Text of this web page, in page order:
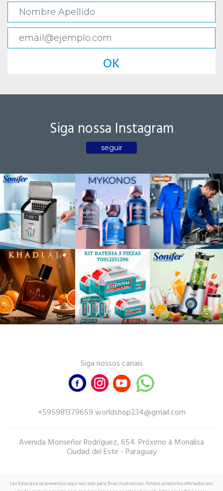
OK
Siga nossa Instagram
seguir
Siga nossos canais
+595981379659 worldshop234@gmail.com
Avenida Monseñor Rodríguez, 654. Próximo à Monalisa
Ciudad del Este - Paraguay
Las fotos que se presentan aquí son solo para fines ilustrativos. Ambos productos ofertados son